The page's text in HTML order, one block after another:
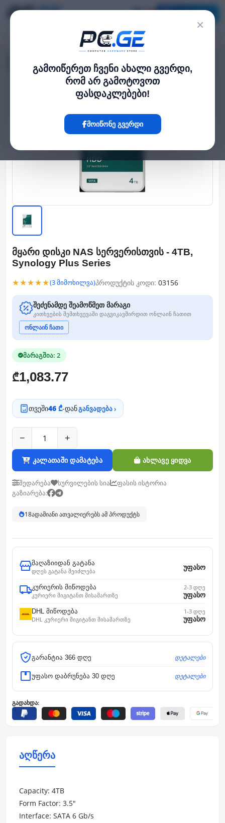
×
გამოიწერეთ ჩვენი ახალი გვერდი,
რომ არ გამოტოვოთ
ფასდაკლებები!
მოიწონე გვერდი
მყარი დისკი NAS სერვერისთვის - 4TB, Synology Plus Series
მყარი დისკი NAS სერვერისთვის - 4TB,
Synology Plus Series
★★★★★(3 მიმოხილვა)პროდუქტის კოდი: 03156
შეძენამდე შეამოწმეთ მარაგი
კითხვების შემთხვევაში დაგვიკავშირდით ონლაინ ჩათით
ონლაინ ჩათი
მარაგშია: 2
₾1,083.77
თვეში46 ₾-დანგანვადება ›
− +
კალათაში დამატება ახლავე ყიდვა
შედარება სურვილების სია
ფასის ისტორია
გაზიარება:
18ადამიანი ათვალიერებს ამ პროდუქტს
მაღაზიიდან გატანა
დღეს გატანა შეიძლება
უფასო
კურიერის მიწოდება
კურიერი მიგიტანთ მისამართზე
2-3 დღე
უფასო
DHL მიწოდება
DHL კურიერი მიგიტანთ მისამართზე
1-3 დღე
უფასო
გარანტია 366 დღე დეტალები
უფასო დაბრუნება 30 დღე დეტალები
გადახდა:
აღწერა
Capacity: 4TB
Form Factor: 3.5"
Interface: SATA 6 Gb/s